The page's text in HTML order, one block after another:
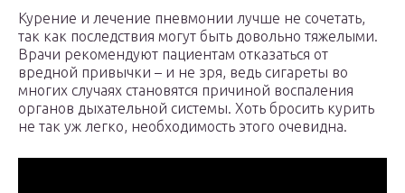
Курение и лечение пневмонии лучше не сочетать,
так как последствия могут быть довольно тяжелыми.
Врачи рекомендуют пациентам отказаться от
вредной привычки – и не зря, ведь сигареты во
многих случаях становятся причиной воспаления
органов дыхательной системы. Хоть бросить курить
не так уж легко, необходимость этого очевидна.